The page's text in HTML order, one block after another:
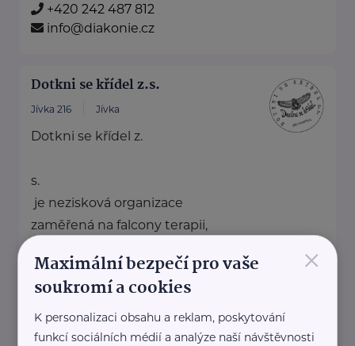
+420 242 487 812
info@diakonie.cz
Dotkni se křídel z.s.
Jívka 216 Jívka
Dotkni se křídel z.
s.
je nezisková organizace
zaměřená na falcony terapii,
osvětu.
Prostřednictvím ...
×
Maximální bezpečí pro vaše
soukromí a cookies
K personalizaci obsahu a reklam, poskytování
funkcí sociálních médií a analýze naší návštěvnosti